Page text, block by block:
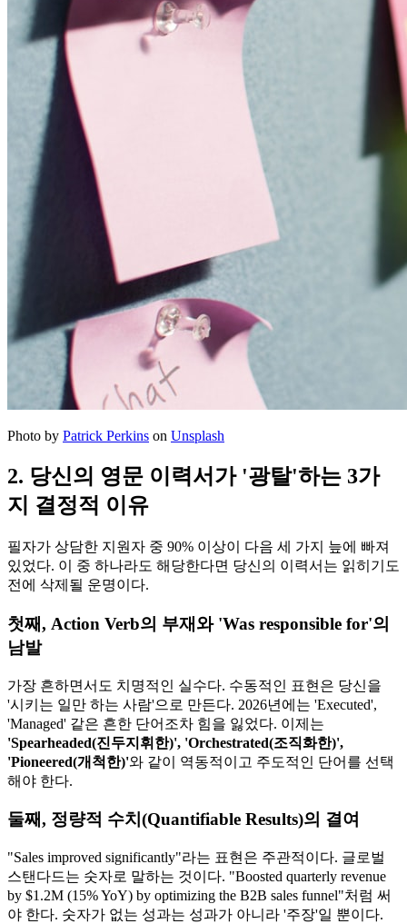
Photo by Patrick Perkins on Unsplash
2. 당신의 영문 이력서가 '광탈'하는 3가
지 결정적 이유
필자가 상담한 지원자 중 90% 이상이 다음 세 가지 늪에 빠져
있었다. 이 중 하나라도 해당한다면 당신의 이력서는 읽히기도
전에 삭제될 운명이다.
첫째, Action Verb의 부재와 'Was responsible for'의
남발
가장 흔하면서도 치명적인 실수다. 수동적인 표현은 당신을
'시키는 일만 하는 사람'으로 만든다. 2026년에는 'Executed',
'Managed' 같은 흔한 단어조차 힘을 잃었다. 이제는
'Spearheaded(진두지휘한)', 'Orchestrated(조직화한)',
'Pioneered(개척한)'​와 같이 역동적이고 주도적인 단어를 선택
해야 한다.
둘째, 정량적 수치(Quantifiable Results)의 결여
"Sales improved significantly"라는 표현은 주관적이다. 글로벌
스탠다드는 숫자로 말하는 것이다. "Boosted quarterly revenue
by $1.2M (15% YoY) by optimizing the B2B sales funnel"처럼 써
야 한다. 숫자가 없는 성과는 성과가 아니라 '주장'일 뿐이다.